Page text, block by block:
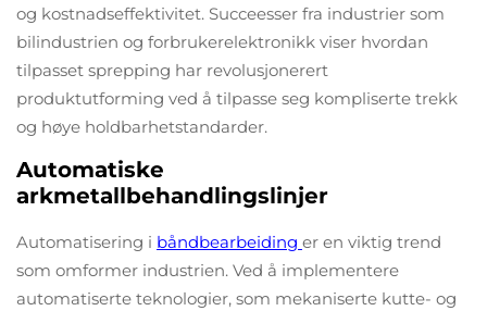
og kostnadseffektivitet. Succeesser fra industrier som
bilindustrien og forbrukerelektronikk viser hvordan
tilpasset sprepping har revolusjonerert
produktutforming ved å tilpasse seg kompliserte trekk
og høye holdbarhetstandarder.
Automatiske
arkmetallbehandlingslinjer
Automatisering i båndbearbeiding er en viktig trend
som omformer industrien. Ved å implementere
automatiserte teknologier, som mekaniserte kutte- og